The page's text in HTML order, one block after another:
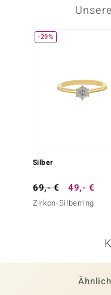
-29%
Silber
69,- € 49,- €
Zirkon-Silberring